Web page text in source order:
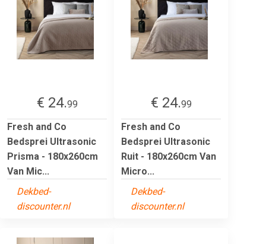
€ 24.99
Fresh and Co
Bedsprei Ultrasonic
Prisma - 180x260cm
Van Mic...
Dekbed-
discounter.nl
€ 24.99
Fresh and Co
Bedsprei Ultrasonic
Ruit - 180x260cm Van
Micro...
Dekbed-
discounter.nl